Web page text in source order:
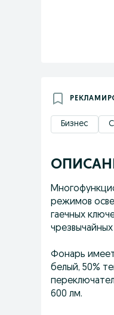
Бизнес
режимов
гаечных
Фонарь
белый, 50%
600 лм.